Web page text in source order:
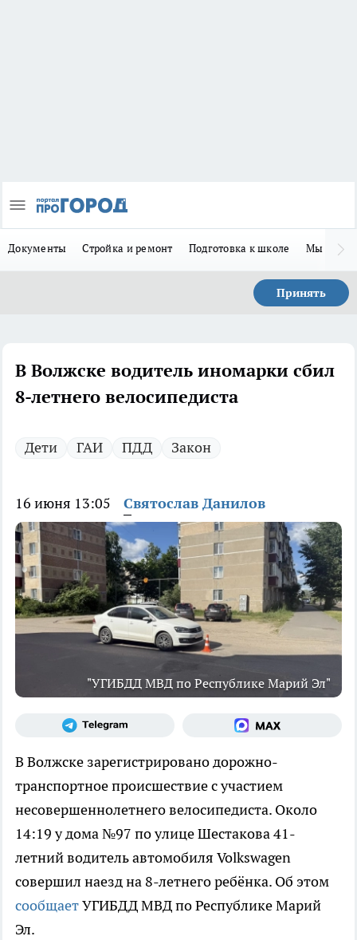
Документы Стройка и ремонт Подготовка к школе Мы в MAX
Принять
В Волжске водитель иномарки сбил
8-летнего велосипедиста
Дети ГАИ ПДД Закон
16 июня 13:05 Святослав Данилов
"УГИБДД МВД по Республике Марий Эл"
В Волжске зарегистрировано дорожно-
транспортное происшествие с участием
несовершеннолетнего велосипедиста. Около
14:19 у дома №97 по улице Шестакова 41-
летний водитель автомобиля Volkswagen
совершил наезд на 8-летнего ребёнка. Об этом
сообщаетУГИБДД МВД по Республике Марий
Эл.